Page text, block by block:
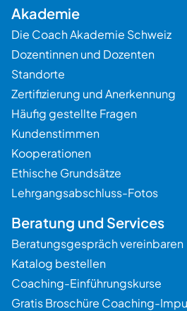
Akademie
Die Coach Akademie Schweiz
Dozentinnen und Dozenten
Standorte
Zertifizierung und Anerkennung
Häufig gestellte Fragen
Kundenstimmen
Kooperationen
Ethische Grundsätze
Lehrgangsabschluss-Fotos
Beratung und Services
Beratungsgespräch vereinbaren
Katalog bestellen
Coaching-Einführungskurse
Gratis Broschüre Coaching-